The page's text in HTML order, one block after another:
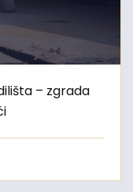
– zgrada